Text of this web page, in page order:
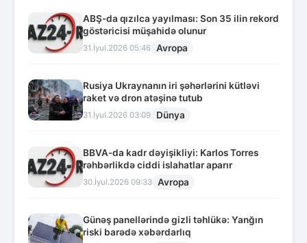
ABŞ-da qızılca yayılması: Son 35 ilin rekord
göstəricisi müşahidə olunur
31.İyul.2026 05:46 Avropa
Rusiya Ukraynanın iri şəhərlərini kütləvi
raket və dron atəşinə tutub
31.İyul.2026 03:09 Dünya
BBVA-da kadr dəyişikliyi: Karlos Torres
rəhbərlikdə ciddi islahatlar aparır
30.İyul.2026 09:33 Avropa
Günəş panellərində gizli təhlükə: Yanğın
riski barədə xəbərdarlıq